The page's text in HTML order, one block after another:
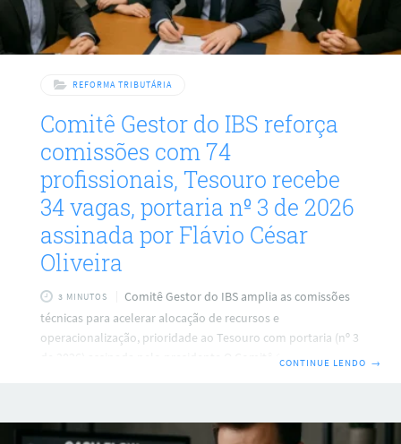
REFORMA TRIBUTÁRIA
Comitê Gestor do IBS reforça
comissões com 74
profissionais, Tesouro recebe
34 vagas, portaria nº 3 de 2026
assinada por Flávio César
Oliveira
3 MINUTOS
Comitê Gestor do IBS amplia as comissões
técnicas para acelerar alocação de recursos e
operacionalização, prioridade ao Tesouro com portaria (nº 3
de 2026) assinada pelo presidente O Comitê Gestor do IBS
pelo novo tributo. A mudança veio por meio da portaria (nº
CONTINUE LENDO →